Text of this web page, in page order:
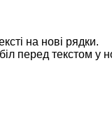
на нові рядки.
перед текстом